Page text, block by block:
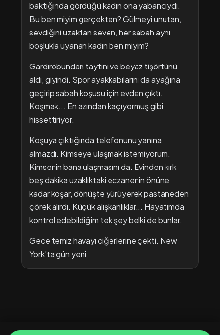
baktığında gördüğü kadın ona yabancıydı.
Bu ben miyim gerçekten? Gülmeyi unutan,
sevdiğini uzaktan seven, her sabah aynı
boşlukla uyanan kadın ben miyim?
Gardırobundan taytını ve beyaz tişörtünü
aldı, giyindi. Spor ayakkabılarını da ayağına
geçirip sabah koşusu için evden çıktı.
Koşmak... En azından kaçıyormuş gibi
hissettiriyor.
Koşuya çıktığında telefonunu yanına
almazdı. Kimseye ulaşmak istemiyorum.
Kimsenin bana ulaşmasını da. Evinden kırk
beş dakika uzaklıktaki eczanenin önüne
kadar koşar, dönüşte yürüyerek pastaneden
çörek alırdı. Küçük alışkanlıklar... Hayatımda
kontrol edebildiğim tek şey belki de bunlar.
Gece temiz havayı ciğerlerine çekti. New
York’ta gün yeni